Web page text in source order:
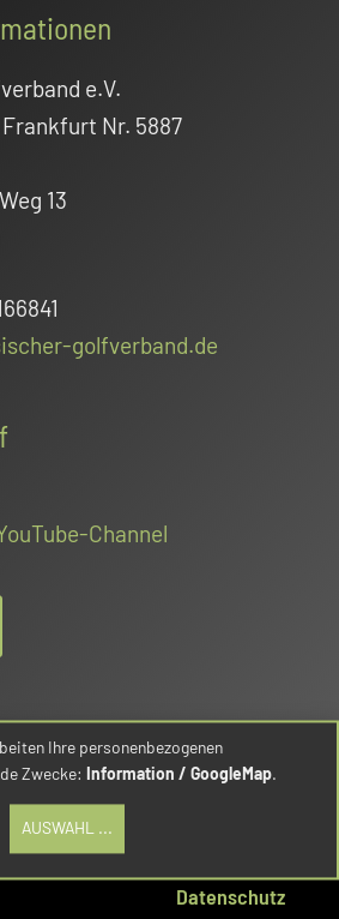
e.V.
Nr. 5887
13
golfverband.de
Channel
Golfverband e.V. 2026
Datenschutz
Ihre personenbezogenen
Zwecke: Information / GoogleMap.
AUSWAHL ...